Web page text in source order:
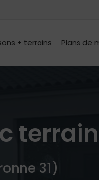
+ terrains Plans de
terrain
31)